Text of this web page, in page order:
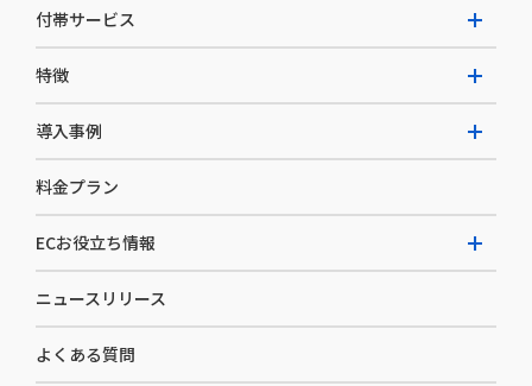
W2 Commerce Repeat
W2 Commerce BtoB
W2 Commerce Asia
AI buddy
付帯サービス
EC運用構築支援・運用支援
カスタマーサクセス
セキュリティ
デザイン制作
コンサルティング
特徴
選ばれる理由
開発体制
導入事例
導入企業一覧
料金プラン
ECお役立ち情報
お役立ち資料
ニュースリリース
よくある質問